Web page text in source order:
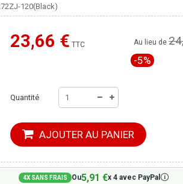
120(Black)
23,66 € TTC
Moins cher ailleurs ? Au lieu de
-5%
Quantité
AJOUTER AU PANIER
4X SANS FRAIS Ou5,91 €x 4 avec PayPal🛈